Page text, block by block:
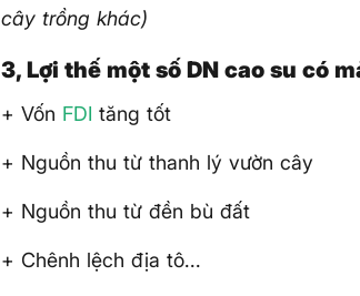
cây trồng khác)
3, Lợi thế một số DN cao su có
+ Vốn FDI tăng tốt
+ Nguồn thu từ thanh lý vườn cây
+ Nguồn thu từ đền bù đất
+ Chênh lệch địa tô...